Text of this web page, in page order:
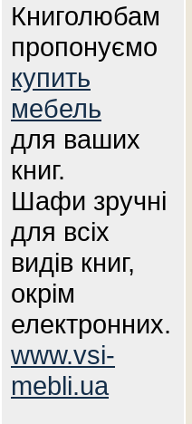
Книголюбам
пропонуємо
купить
мебель
для ваших
книг.
Шафи зручні
для всіх
видів книг,
окрім
електронних.
www.vsi-
mebli.ua